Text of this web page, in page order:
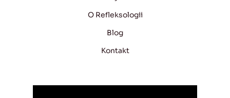
O Refleksologii
Blog
Kontakt